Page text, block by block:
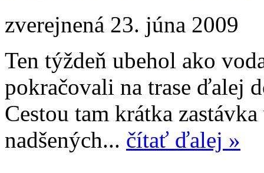
zverejnená 23. júna 2009
Ten týždeň ubehol ako
pokračovali na trase ďalej
Cestou tam krátka
nadšených... čítať ďalej »